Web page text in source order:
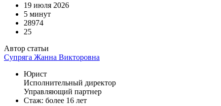
19 июля 2026
5 минут
28974
25
Автор статьи
Супряга Жанна Викторовна
Юрист
Исполнительный директор
Управляющий партнер
Стаж: более 16 лет